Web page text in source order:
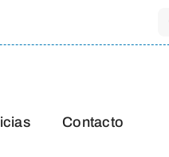
Contacto